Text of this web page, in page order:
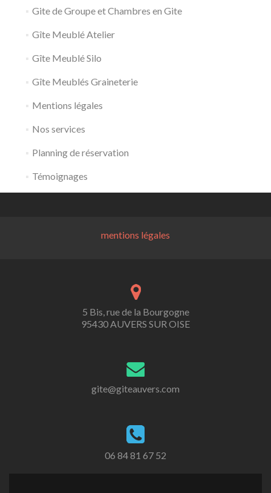
Gite de Groupe et Chambres en Gite
Gîte Meublé Atelier
Gîte Meublé Silo
Gîte Meublés Graineterie
Mentions légales
Nos services
Planning de réservation
Témoignages
mentions légales
5 Bis, rue de la Bourgogne
95430 AUVERS SUR OISE
gite@giteauvers.com
06 84 81 67 52